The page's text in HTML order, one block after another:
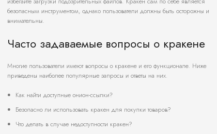
безопасным инструментом, однако пользователи должны быть осторожны и
внимательны.
Часто задаваемые вопросы о кракене
Многие пользователи имеют вопросы о кракене и его функционале. Ниже
приведены наиболее популярные запросы и ответы на них.
Как найти доступные онион-ссылки?
Безопасно ли использовать кракен для покупки товаров?
Что делать в случае недоступности кракен?